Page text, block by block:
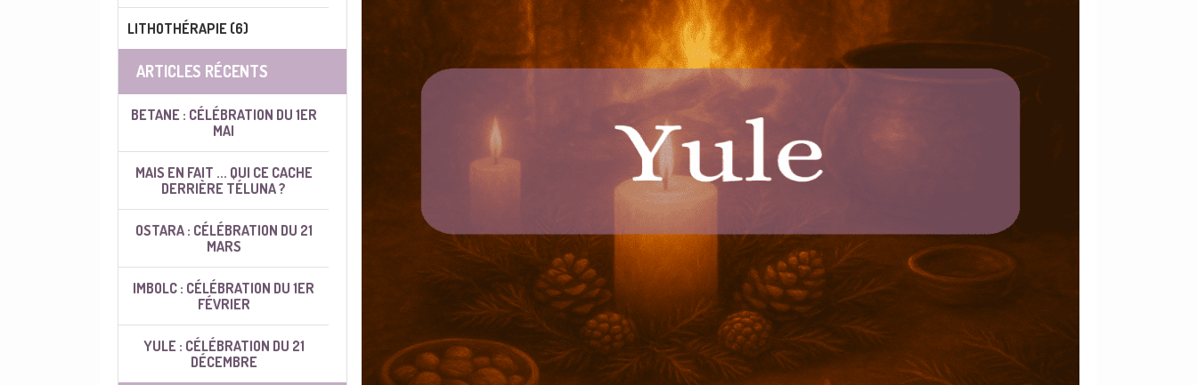
LITHOTHÉRAPIE (6)
ARTICLES RÉCENTS
BETANE : CÉLÉBRATION DU 1ER
MAI
MAIS EN FAIT ... QUI CE CACHE
DERRIÈRE TÉLUNA ?
OSTARA : CÉLÉBRATION DU 21
MARS
IMBOLC : CÉLÉBRATION DU 1ER
FÉVRIER
YULE : CÉLÉBRATION DU 21
DÉCEMBRE